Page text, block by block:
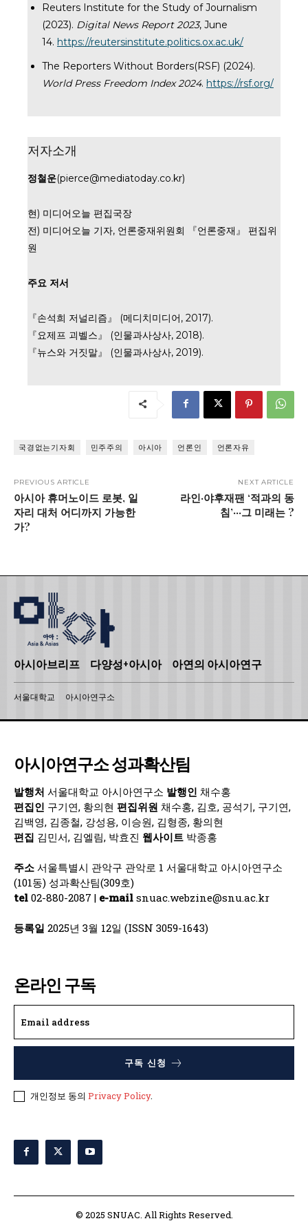
Reuters Institute for the Study of Journalism
(2023). Digital News Report 2023, June
14. https://reutersinstitute.politics.ox.ac.uk/
The Reporters Without Borders(RSF) (2024).
World Press Freedom Index 2024. https://rsf.org/
저자소개
정철운(pierce@mediatoday.co.kr)
현) 미디어오늘 편집국장
전) 미디어오늘 기자, 언론중재위원회 『언론중재』 편집위
원
주요 저서
『손석희 저널리즘』 (메디치미디어, 2017).
『요제프 괴벨스』 (인물과사상사, 2018).
『뉴스와 거짓말』 (인물과사상사, 2019).
국경없는기자회 민주주의 아시아 언론인 언론자유
PREVIOUS ARTICLE
아시아 휴머노이드 로봇, 일
자리 대처 어디까지 가능한
가?
NEXT ARTICLE
라인·야후재팬 ‘적과의 동
침’···그 미래는 ?
아시아브리프 다양성+아시아 아연의 아시아연구
서울대학교 아시아연구소
아시아연구소 성과확산팀
발행처 서울대학교 아시아연구소 발행인 채수홍
편집인 구기연, 황의현 편집위원 채수홍, 김호, 공석기, 구기연,
김백영, 김종철, 강성용, 이승원, 김형종, 황의현
편집 김민서, 김엘림, 박효진 웹사이트 박종홍
주소 서울특별시 관악구 관악로 1 서울대학교 아시아연구소
(101동) 성과확산팀(309호)
tel 02-880-2087 | e-mail snuac.webzine@snu.ac.kr
등록일 2025년 3월 12일 (ISSN 3059-1643)
온라인 구독
구독 신청
개인정보 동의 Privacy Policy.
© 2025 SNUAC. All Rights Reserved.